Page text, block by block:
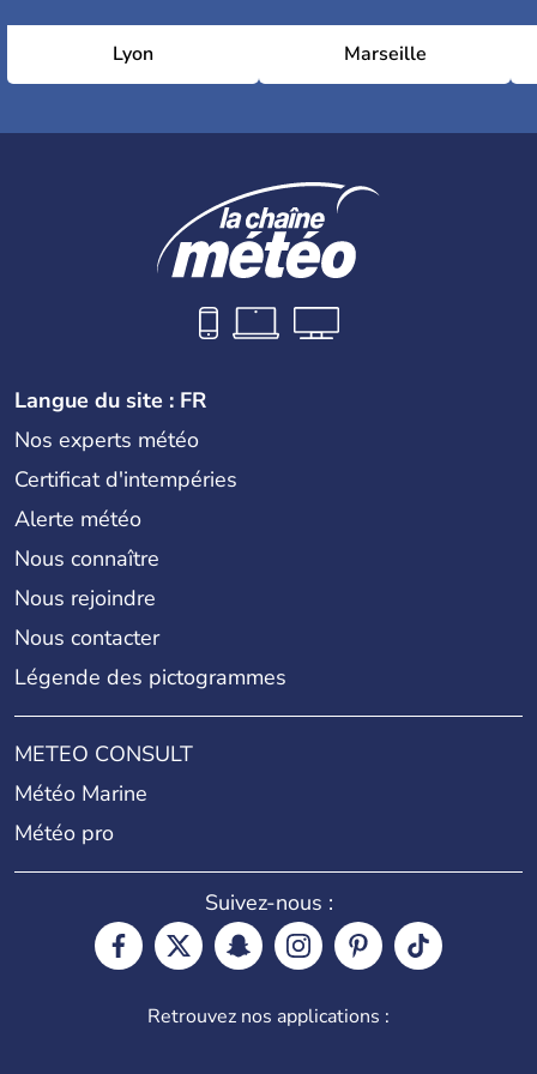
Lyon Marseille
Langue du site : FR
Nos experts météo
Certificat d'intempéries
Alerte météo
Nous connaître
Nous rejoindre
Nous contacter
Légende des pictogrammes
METEO CONSULT
Météo Marine
Météo pro
Suivez-nous :
Retrouvez nos applications :